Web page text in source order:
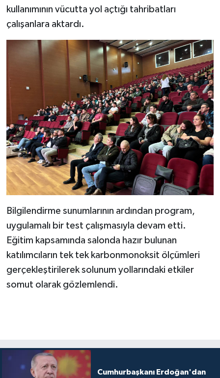
kullanımının vücutta yol açtığı tahribatları
çalışanlara aktardı.
Bilgilendirme sunumlarının ardından program,
uygulamalı bir test çalışmasıyla devam etti.
Eğitim kapsamında salonda hazır bulunan
katılımcıların tek tek karbonmonoksit ölçümleri
gerçekleştirilerek solunum yollarındaki etkiler
somut olarak gözlemlendi.
Cumhurbaşkanı Erdoğan'dan